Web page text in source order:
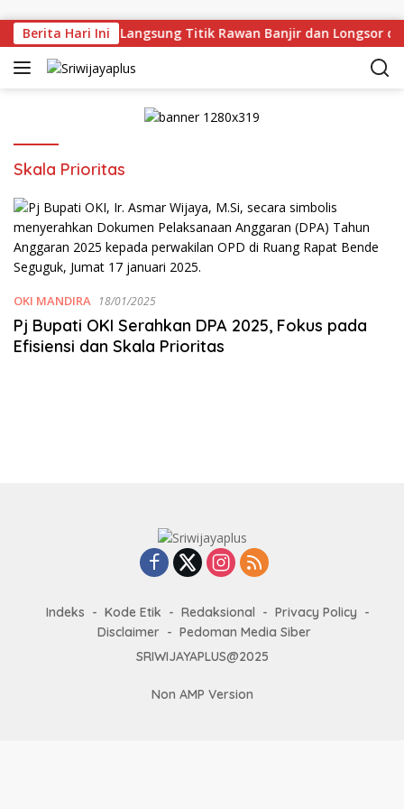
Berita Hari Ini
Deru Tinjau Langsung Titik Rawan Banjir dan Longsor di
Skala Prioritas
OKI MANDIRA 18/01/2025
Pj Bupati OKI Serahkan DPA 2025, Fokus pada
Efisiensi dan Skala Prioritas
Indeks Kode Etik Redaksional
Privacy Policy
Disclaimer
Pedoman Media Siber
SRIWIJAYAPLUS@2025
Non AMP Version